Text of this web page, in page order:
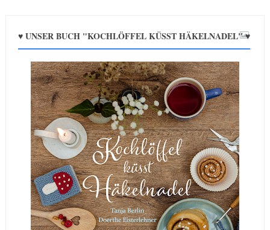
♥ UNSER BUCH "KOCHLÖFFEL KÜSST HÄKELNADEL" ♥